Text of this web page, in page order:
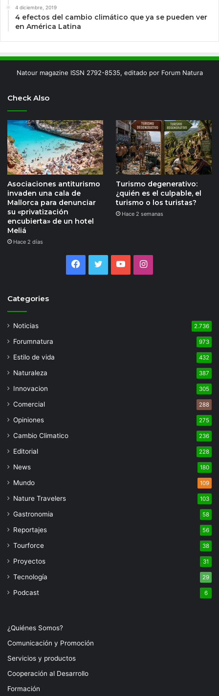
4 diciembre, 2019
4 efectos del cambio climático que ya se pueden ver
en América Latina
Natour magazine ISSN 2792-8535, editado por Forum Natura
Check Also
Asociaciones antiturismo
invaden una cala de
Mallorca para denunciar
su «privatización
encubierta» de un hotel
Meliá
Hace 2 días
Turismo degenerativo:
¿quién es el culpable, el
turismo o los turistas?
Hace 2 semanas
Facebook
TwitterYouTubeInstagram
Categories
Noticias 2.736
Forumnatura 973
Estilo de vida 432
Naturaleza 387
Innovacion 305
Comercial 288
Opiniones 275
Cambio Climatico 236
Editorial 228
News 180
Mundo 109
Nature Travelers 103
Gastronomia 58
Reportajes 56
Tourforce 38
Proyectos 31
Tecnología 29
Podcast 6
¿Quiénes Somos?
Comunicación y Promoción
Servicios y productos
Cooperación al Desarrollo
Formación